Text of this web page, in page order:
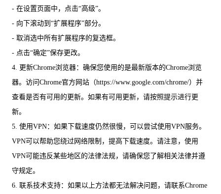
- 在设置页面中，点击“高级”。
- 向下滚动到“扩展程序”部分。
- 取消选中所有扩展程序的复选框。
- 点击“确定”保存更改。
4. 更新Chrome浏览器：确保您使用的是最新版本的Chrome浏览
器。访问Chrome官方网站（https://www.google.com/chrome/）并
查看是否有可用的更新。如果有可用更新，请按照提示进行更
新。
5. 使用VPN：如果下载速度仍然很慢，可以尝试使用VPN服务。
VPN可以帮助您绕过网络限制，提高下载速度。请注意，使用
VPN可能违反某些地区的法律法规，请确保您了解相关法律并遵
守规定。
6. 联系技术支持：如果以上方法都无法解决问题，请联系Chrome